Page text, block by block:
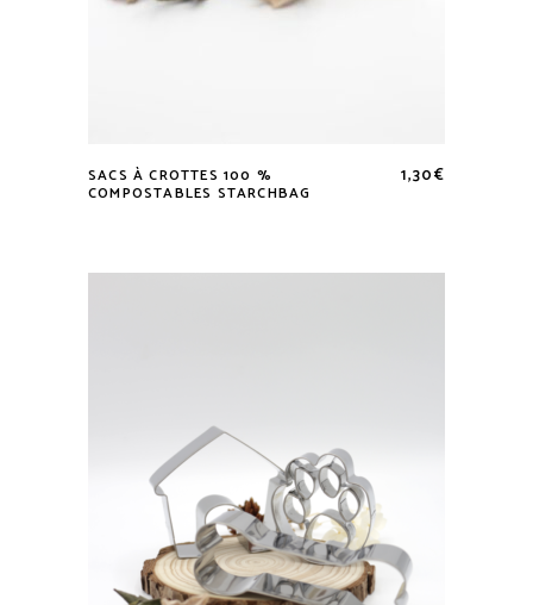
SACS À CROTTES 100 %
COMPOSTABLES STARCHBAG
1,30€